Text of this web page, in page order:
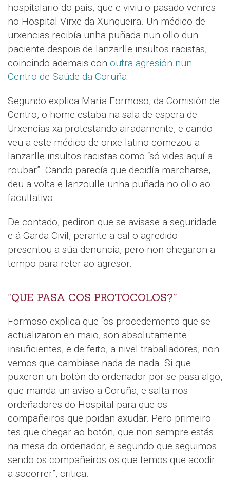
hospitalario do país, que e viviu o pasado venres
no Hospital Virxe da Xunqueira. Un médico de
urxencias recibía unha puñada nun ollo dun
paciente despois de lanzarlle insultos racistas,
coincindo ademais con outra agresión nun
Centro de Saúde da Coruña.
Segundo explica María Formoso, da Comisión de
Centro, o home estaba na sala de espera de
Urxencias xa protestando airadamente, e cando
veu a este médico de orixe latino comezou a
lanzarlle insultos racistas como “só vides aquí a
roubar”. Cando parecía que decidía marcharse,
deu a volta e lanzoulle unha puñada no ollo ao
facultativo.
De contado, pediron que se avisase a seguridade
e á Garda Civil, perante a cal o agredido
presentou a súa denuncia, pero non chegaron a
tempo para reter ao agresor.
”QUE PASA COS PROTOCOLOS?”
Formoso explica que “os procedemento que se
actualizaron en maio, son absolutamente
insuficientes, e de feito, a nivel traballadores, non
vemos que cambiase nada de nada. Si que
puxeron un botón do ordenador por se pasa algo,
que manda un aviso a Coruña, e salta nos
ordeñadores do Hospital para que os
compañeiros que poidan axudar. Pero primeiro
tes que chegar ao botón, que non sempre estás
na mesa do ordenador, e segundo que seguimos
sendo os compañeiros os que temos que acodir
a socorrer”, critica.